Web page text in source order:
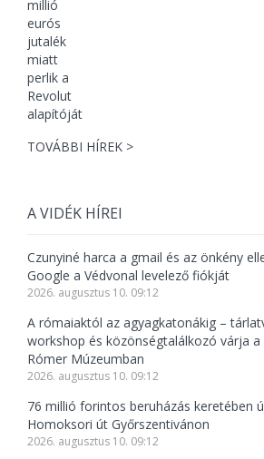
TOVÁBBI HÍREK >
A VIDÉK HÍREI
Czunyiné harca a gmail és az önkény
Google a Védvonal levelező fiókját
2026. augusztus 10. 09:12
A rómaiaktól az agyagkatonákig –
workshop és közönségtalálkozó várja
Rómer Múzeumban
2026. augusztus 10. 09:12
76 millió forintos beruházás keretében
Homoksori út Győrszentivánon
2026. augusztus 10. 09:12